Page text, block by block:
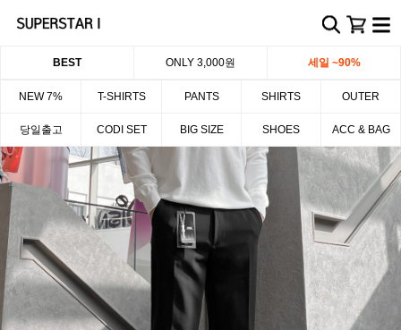
BEST ONLY 3,000원 세일 ~90%
NEW 7% T-SHIRTS PANTS SHIRTS OUTER
당일출고 CODI SET BIG SIZE SHOES ACC & BAG